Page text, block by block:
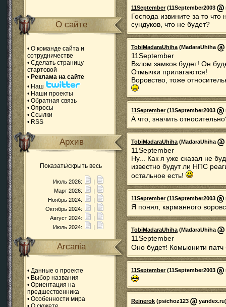
О сайте
• О команде сайта и
сотрудничестве
• Сделать страницу
стартовой
• Реклама на сайте
• Наш
• Наши проекты
• Обратная связь
• Опросы
• Ссылки
• RSS
Архив
Показать\скрыть весь
Июль 2026:
|
Март 2026:
|
Ноябрь 2024:
|
Октябрь 2024:
|
Август 2024:
|
Июль 2024:
|
Arcania
• Данные о проекте
• Выбор названия
• Ориентация на
предшественника
• Особенности мира
11September(11September2003
Господа извините за то
сундуков, что не будет?
TobiMadaraUhiha(MadaraUhiha
11September
Взлом замков будет! Он
Отмычки прилагаются!
Воровство, тоже
11September(11September2003
А что, значить
TobiMadaraUhiha(MadaraUhiha
11September
Ну... Как я уже сказал не
известно будут ли НПС
остальное есть!
11September(11September2003
Я понял, карманного
TobiMadaraUhiha(MadaraUhiha
11September
Оно будет! Комьюнити патч
11September(11September2003
Reinerok (psichoz123